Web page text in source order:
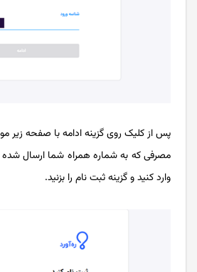
پس از کلیک روی گزینه ادامه با صفحه زیر
مصرفی که به شماره همراه شما ارسال
وارد کنید و گزینه ثبت نام را بزنید.